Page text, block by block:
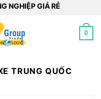
NGHIỆP GIÁ RẺ
0
TRUNG QUỐC